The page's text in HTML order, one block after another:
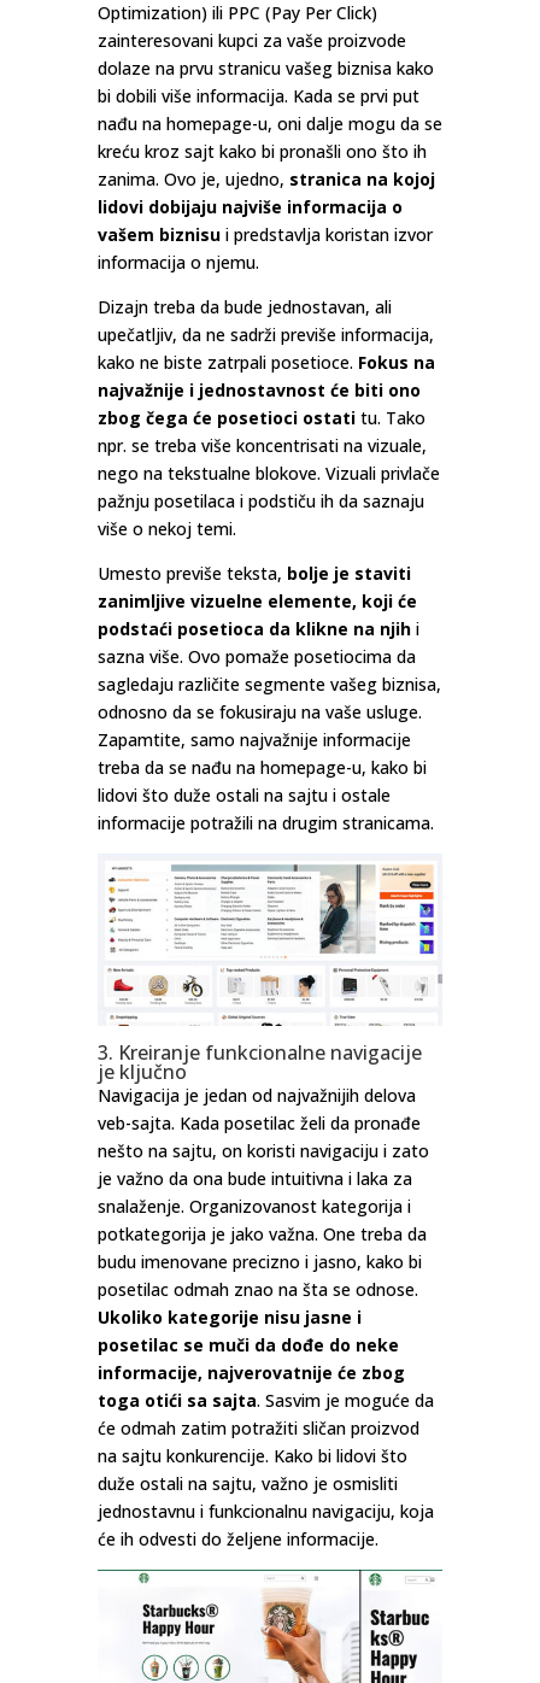
Optimization) ili PPC (Pay Per Click)
zainteresovani kupci za vaše proizvode
dolaze na prvu stranicu vašeg biznisa kako
bi dobili više informacija. Kada se prvi put
nađu na homepage-u, oni dalje mogu da se
kreću kroz sajt kako bi pronašli ono što ih
zanima. Ovo je, ujedno, stranica na kojoj
lidovi dobijaju najviše informacija o
vašem biznisu i predstavlja koristan izvor
informacija o njemu.
Dizajn treba da bude jednostavan, ali
upečatljiv, da ne sadrži previše informacija,
kako ne biste zatrpali posetioce. Fokus na
najvažnije i jednostavnost će biti ono
zbog čega će posetioci ostatitu. Tako
npr. se treba više koncentrisati na vizuale,
nego na tekstualne blokove. Vizuali privlače
pažnju posetilaca i podstiču ih da saznaju
više o nekoj temi.
Umesto previše teksta, bolje je staviti
zanimljive vizuelne elemente, koji će
podstaći posetioca da klikne na njihi
sazna više. Ovo pomaže posetiocima da
sagledaju različite segmente vašeg biznisa,
odnosno da se fokusiraju na vaše usluge.
Zapamtite, samo najvažnije informacije
treba da se nađu na homepage-u, kako bi
lidovi što duže ostali na sajtu i ostale
informacije potražili na drugim stranicama.
3. Kreiranje funkcionalne navigacije
je ključno
Navigacija je jedan od najvažnijih delova
veb-sajta. Kada posetilac želi da pronađe
nešto na sajtu, on koristi navigaciju i zato
je važno da ona bude intuitivna i laka za
snalaženje. Organizovanost kategorija i
potkategorija je jako važna. One treba da
budu imenovane precizno i jasno, kako bi
posetilac odmah znao na šta se odnose.
Ukoliko kategorije nisu jasne i
posetilac se muči da dođe do neke
informacije, najverovatnije će zbog
toga otići sa sajta. Sasvim je moguće da
će odmah zatim potražiti sličan proizvod
na sajtu konkurencije. Kako bi lidovi što
duže ostali na sajtu, važno je osmisliti
jednostavnu i funkcionalnu navigaciju, koja
će ih odvesti do željene informacije.